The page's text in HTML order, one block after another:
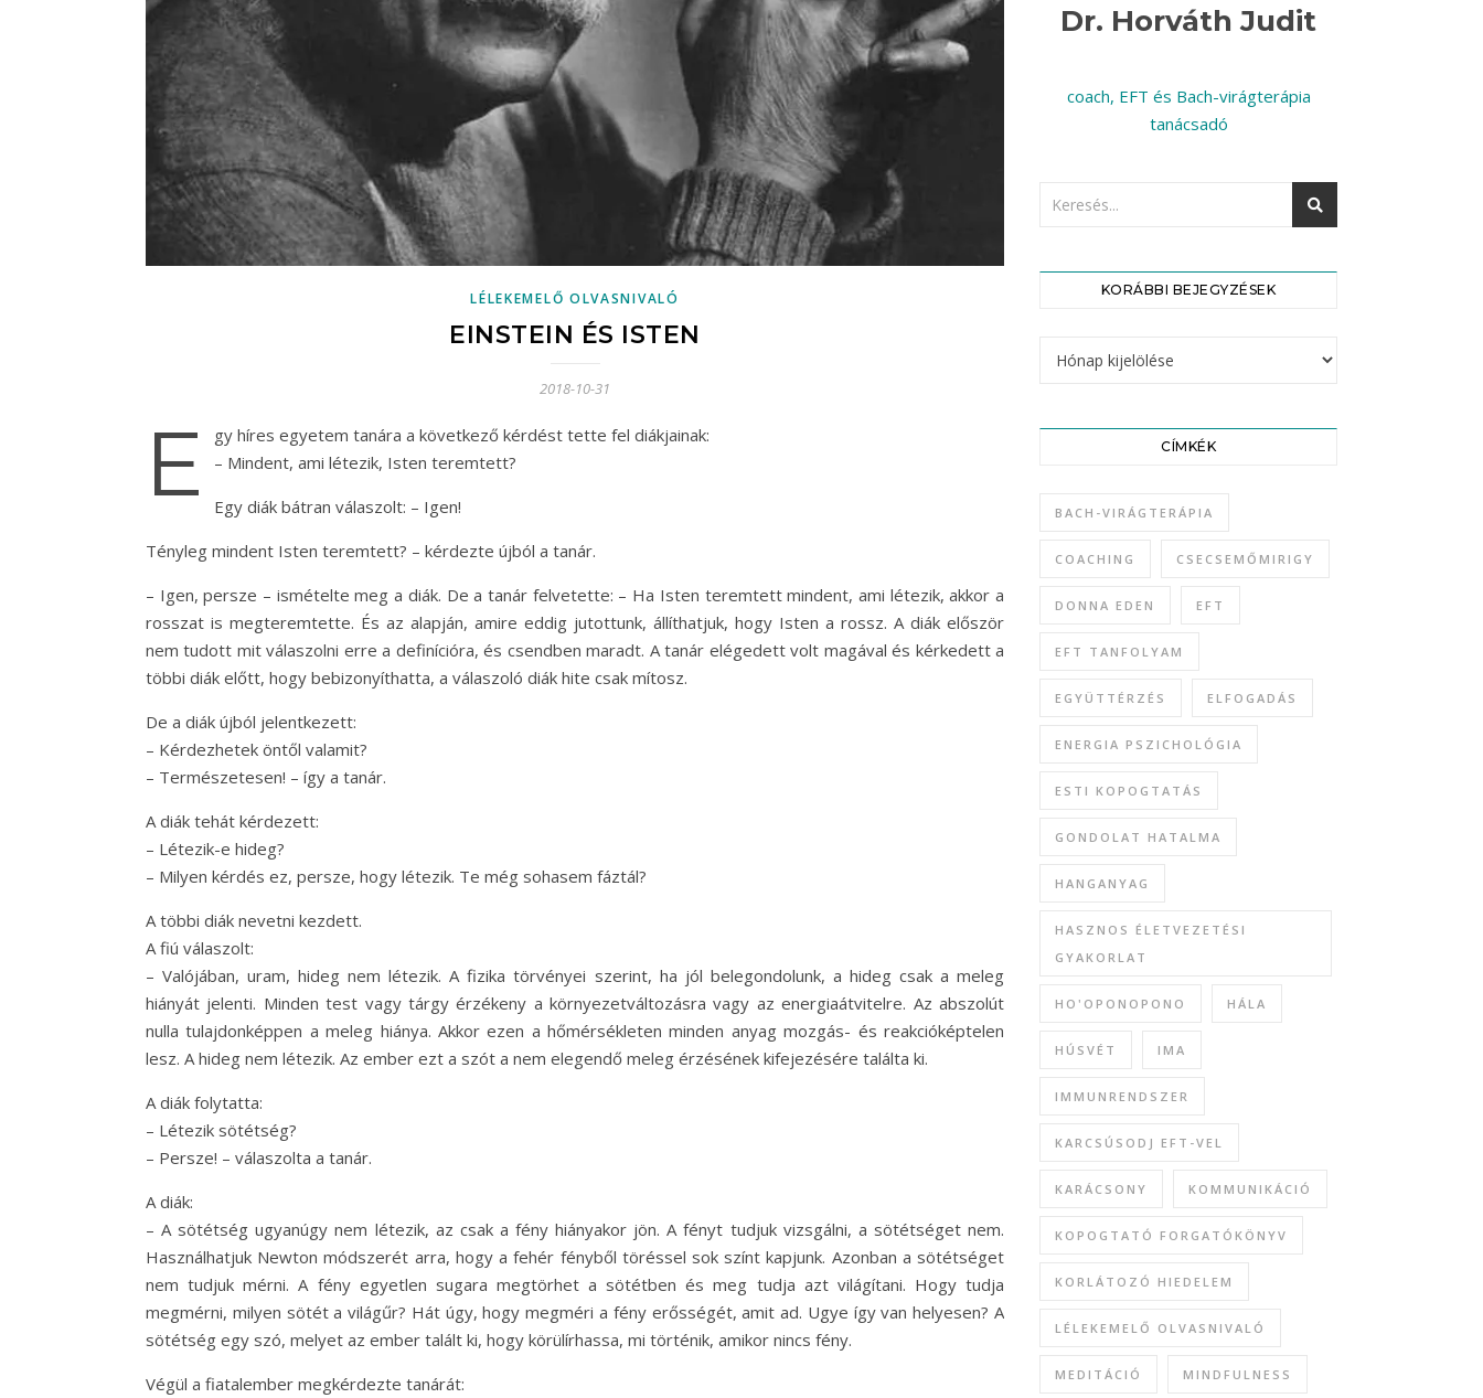
LÉLEKEMELŐ OLVASNIVALÓ
EINSTEIN ÉS ISTEN
2018-10-31
E
gy híres egyetem tanára a következő kérdést tette fel diákjainak:
– Mindent, ami létezik, Isten teremtett?
Egy diák bátran válaszolt: – Igen!
Tényleg mindent Isten teremtett? – kérdezte újból a tanár.
– Igen, persze – ismételte meg a diák. De a tanár felvetette: – Ha Isten teremtett mindent, ami létezik, akkor a
rosszat is megteremtette. És az alapján, amire eddig jutottunk, állíthatjuk, hogy Isten a rossz. A diák először
nem tudott mit válaszolni erre a definícióra, és csendben maradt. A tanár elégedett volt magával és kérkedett a
többi diák előtt, hogy bebizonyíthatta, a válaszoló diák hite csak mítosz.
De a diák újból jelentkezett:
– Kérdezhetek öntől valamit?
– Természetesen! – így a tanár.
A diák tehát kérdezett:
– Létezik-e hideg?
– Milyen kérdés ez, persze, hogy létezik. Te még sohasem fáztál?
A többi diák nevetni kezdett.
A fiú válaszolt:
– Valójában, uram, hideg nem létezik. A fizika törvényei szerint, ha jól belegondolunk, a hideg csak a meleg
hiányát jelenti. Minden test vagy tárgy érzékeny a környezetváltozásra vagy az energiaátvitelre. Az abszolút
nulla tulajdonképpen a meleg hiánya. Akkor ezen a hőmérsékleten minden anyag mozgás- és reakcióképtelen
lesz. A hideg nem létezik. Az ember ezt a szót a nem elegendő meleg érzésének kifejezésére találta ki.
A diák folytatta:
– Létezik sötétség?
– Persze! – válaszolta a tanár.
A diák:
– A sötétség ugyanúgy nem létezik, az csak a fény hiányakor jön. A fényt tudjuk vizsgálni, a sötétséget nem.
Használhatjuk Newton módszerét arra, hogy a fehér fényből töréssel sok színt kapjunk. Azonban a sötétséget
nem tudjuk mérni. A fény egyetlen sugara megtörhet a sötétben és meg tudja azt világítani. Hogy tudja
megmérni, milyen sötét a világűr? Hát úgy, hogy megméri a fény erősségét, amit ad. Ugye így van helyesen? A
sötétség egy szó, melyet az ember talált ki, hogy körülírhassa, mi történik, amikor nincs fény.
Végül a fiatalember megkérdezte tanárát:
Dr. Horváth Judit
coach, EFT és Bach-virágterápia
tanácsadó
KORÁBBI BEJEGYZÉSEK
CÍMKÉK
BACH-VIRÁGTERÁPIA
COACHING CSECSEMŐMIRIGY
DONNA EDEN EFT
EFT TANFOLYAM
EGYÜTTÉRZÉS ELFOGADÁS
ENERGIA PSZICHOLÓGIA
ESTI KOPOGTATÁS
GONDOLAT HATALMA
HANGANYAG
HASZNOS ÉLETVEZETÉSI
GYAKORLAT
HO'OPONOPONO HÁLA
HÚSVÉT IMA
IMMUNRENDSZER
KARCSÚSODJ EFT-VEL
KARÁCSONY KOMMUNIKÁCIÓ
KOPOGTATÓ FORGATÓKÖNYV
KORLÁTOZÓ HIEDELEM
LÉLEKEMELŐ OLVASNIVALÓ
MEDITÁCIÓ MINDFULNESS